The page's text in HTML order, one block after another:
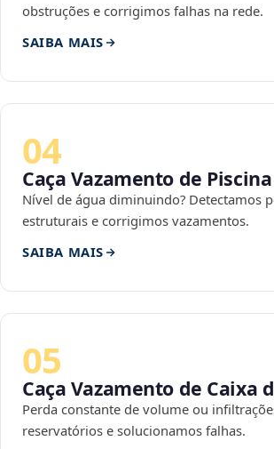
obstruções e corrigimos falhas na rede.
SAIBA MAIS
04
Caça Vazamento de Piscina
Nível de água diminuindo? Detectamos
estruturais e corrigimos vazamentos.
SAIBA MAIS
05
Caça Vazamento de Caixa
Perda constante de volume ou
reservatórios e solucionamos falhas.